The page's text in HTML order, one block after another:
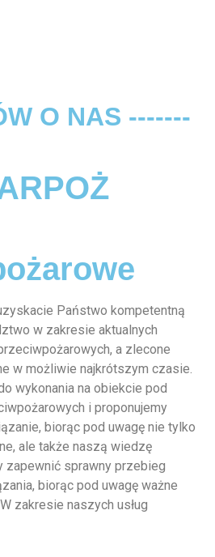
O NAS -------
Państwo kompetentną
w zakresie aktualnych
a zlecone
w możliwie najkrótszym czasie.
wykonania na obiekcie pod
i proponujemy
biorąc pod uwagę nie tylko
ale także naszą wiedzę
zapewnić sprawny przebieg
biorąc pod uwagę ważne
zakresie naszych usług